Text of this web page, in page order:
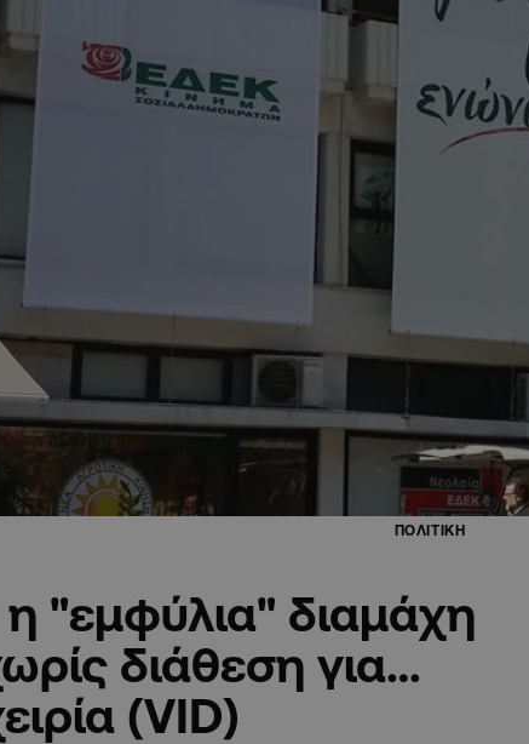
ΠΟΛΙΤΙΚΗ
"εμφύλια" διαμάχη
διάθεση για…
(VID)